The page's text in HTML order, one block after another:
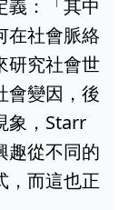
義：「其中
在社會脈絡
研究社會世
會變因，後
象，Starr
趣從不同的
，而這也正